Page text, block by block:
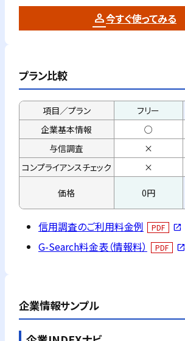
今すぐ使ってみる
プラン比較
項目／プラン フリー
企業基本情報
○
与信調査
×
コンプライアンスチェック ×
価格 0円
信用調査のご利用料金例 PDF open_in_new
G-Search料金表（情報料） PDF open_in_new
企業情報サンプル